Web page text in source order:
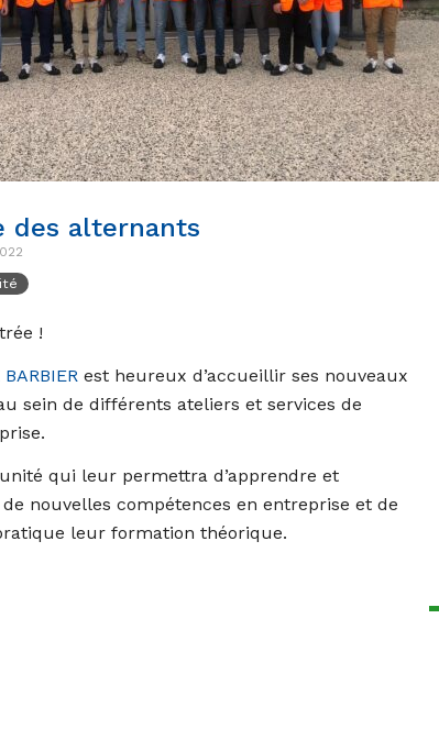
des alternants
!
BARBIERest heureux d’accueillir ses nouveaux
sein de différents ateliers et services de
qui leur permettra d’apprendre et
nouvelles compétences en entreprise et de
leur formation théorique.